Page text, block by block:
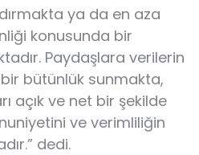
ya da en aza
konusunda bir
Paydaşlara verilerin
bir bütünlük sunmakta,
açık ve net bir şekilde
ve verimliliğin
dedi.